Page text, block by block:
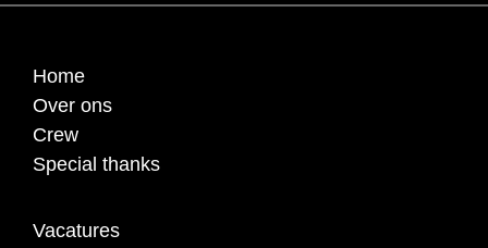
Home
Over ons
Crew
Special thanks
Vacatures